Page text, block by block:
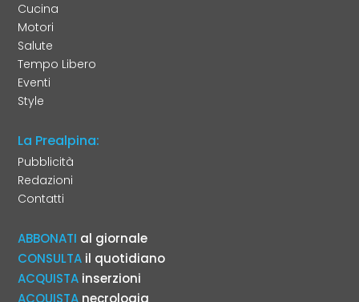
Cucina
Motori
Salute
Tempo Libero
Eventi
Style
La Prealpina:
Pubblicità
Redazioni
Contatti
ABBONATI al giornale
CONSULTA il quotidiano
ACQUISTA inserzioni
ACQUISTA necrologia